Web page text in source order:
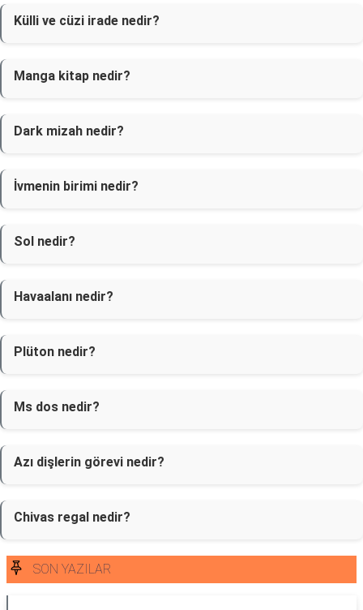
Külli ve cüzi irade nedir?
Manga kitap nedir?
Dark mizah nedir?
İvmenin birimi nedir?
Sol nedir?
Havaalanı nedir?
Plüton nedir?
Ms dos nedir?
Azı dişlerin görevi nedir?
Chivas regal nedir?
SON YAZILAR